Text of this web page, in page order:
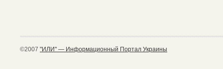
©2007 "ИЛИ" — Информационный Портал Украины